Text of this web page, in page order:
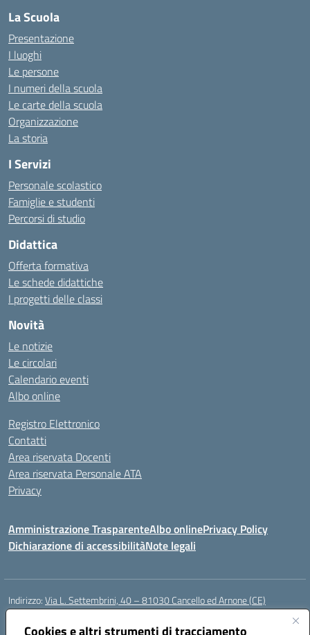
Cookies e altri strumenti di tracciamento
La Scuola
Presentazione
I luoghi
Le persone
I numeri della scuola
Le carte della scuola
Organizzazione
La storia
I Servizi
Personale scolastico
Famiglie e studenti
Percorsi di studio
Didattica
Offerta formativa
Le schede didattiche
I progetti delle classi
Novità
Le notizie
Le circolari
Calendario eventi
Albo online
Registro Elettronico
Contatti
Area riservata Docenti
Area riservata Personale ATA
Privacy
Amministrazione TrasparenteAlbo onlinePrivacy Policy
Dichiarazione di accessibilitàNote legali
Indirizzo:Via L. Settembrini, 40 – 81030 Cancello ed Arnone (CE)
Centralino:
Posta elettronica certificata (PEC):ceic818008@pec.istruzione.it